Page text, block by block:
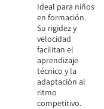
Ideal para niños
en formación.
Su rigidez y
velocidad
facilitan el
aprendizaje
técnico y la
adaptación al
ritmo
competitivo.